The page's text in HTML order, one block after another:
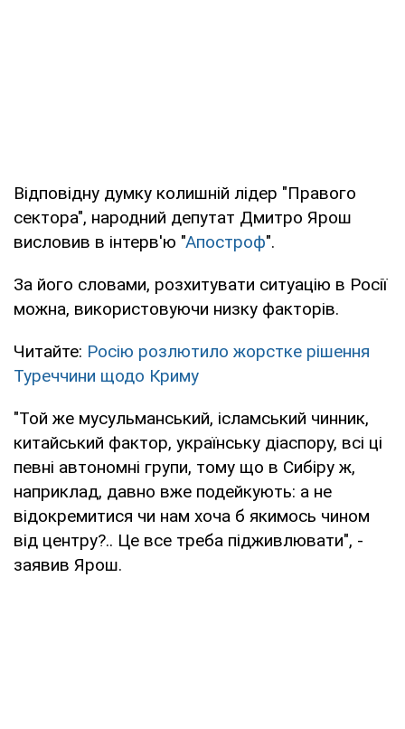
Відповідну думку колишній лідер "Правого
сектора", народний депутат Дмитро Ярош
висловив в інтерв'ю "Апостроф".
За його словами, розхитувати ситуацію в Росії
можна, використовуючи низку факторів.
Читайте: Росію розлютило жорстке рішення
Туреччини щодо Криму
"Той же мусульманський, ісламський чинник,
китайський фактор, українську діаспору, всі ці
певні автономні групи, тому що в Сибіру ж,
наприклад, давно вже подейкують: а не
відокремитися чи нам хоча б якимось чином
від центру?.. Це все треба підживлювати", -
заявив Ярош.